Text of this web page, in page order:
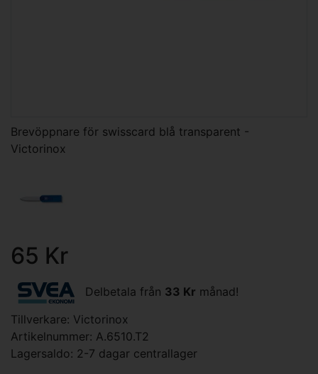
Brevöppnare för swisscard blå transparent -
Victorinox
65 Kr
Delbetala från 33 Kr månad!
Tillverkare: Victorinox
Artikelnummer: A.6510.T2
Lagersaldo: 2-7 dagar centrallager